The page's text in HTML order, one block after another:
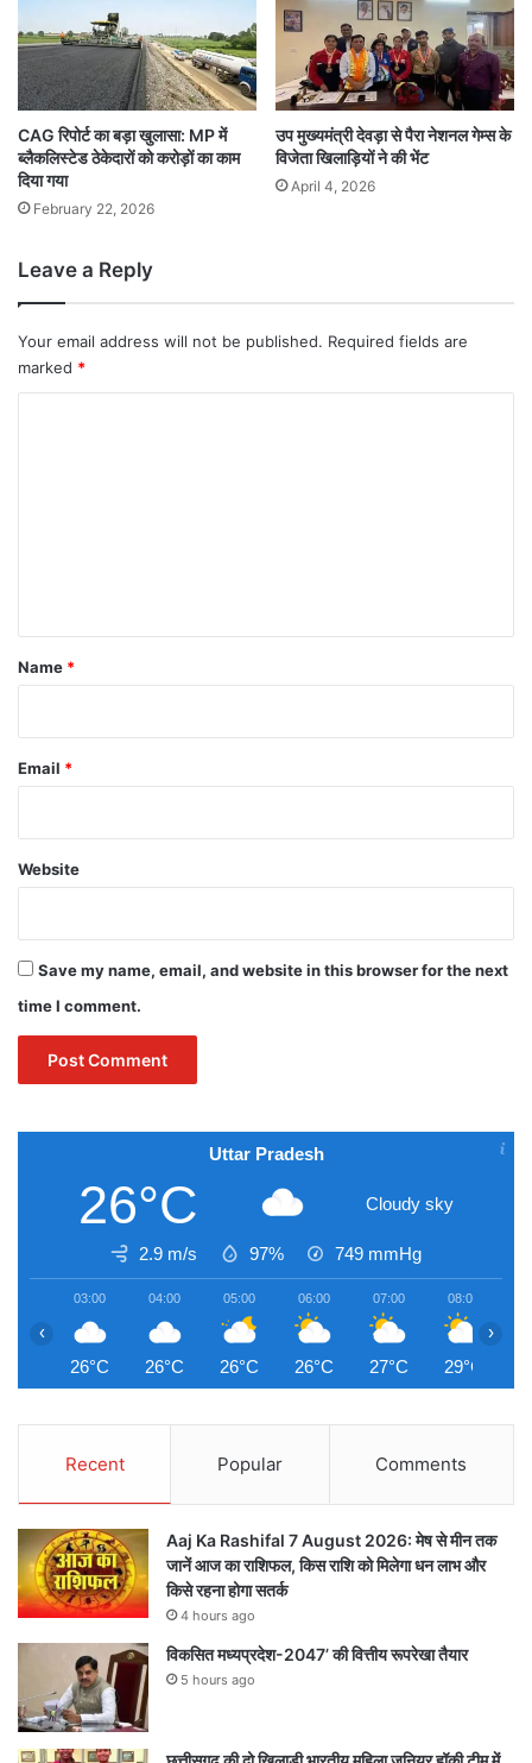
CAG रिपोर्ट का बड़ा खुलासा: MP में
ब्लैकलिस्टेड ठेकेदारों को करोड़ों का काम
दिया गया
February 22, 2026
उप मुख्यमंत्री देवड़ा से पैरा नेशनल गेम्स के
विजेता खिलाड़ियों ने की भेंट
April 4, 2026
Leave a Reply
Your email address will not be published. Required fields are
marked *
*
Name *
Email *
Website
Save my name, email, and website in this browser for the next
time I comment.
Uttar Pradesh
26°C Cloudy sky
2.9 m/s 97% 749 mmHg
03:00
26°C
04:00
26°C
05:00
26°C
06:00
26°C
07:00
27°C
08:00
29°C
‹ ›
Recent Popular Comments
Aaj Ka Rashifal 7 August 2026: मेष से मीन तक
जानें आज का राशिफल, किस राशि को मिलेगा धन लाभ और
किसे रहना होगा सतर्क
4 hours ago
विकसित मध्यप्रदेश-2047’ की वित्तीय रूपरेखा तैयार
5 hours ago